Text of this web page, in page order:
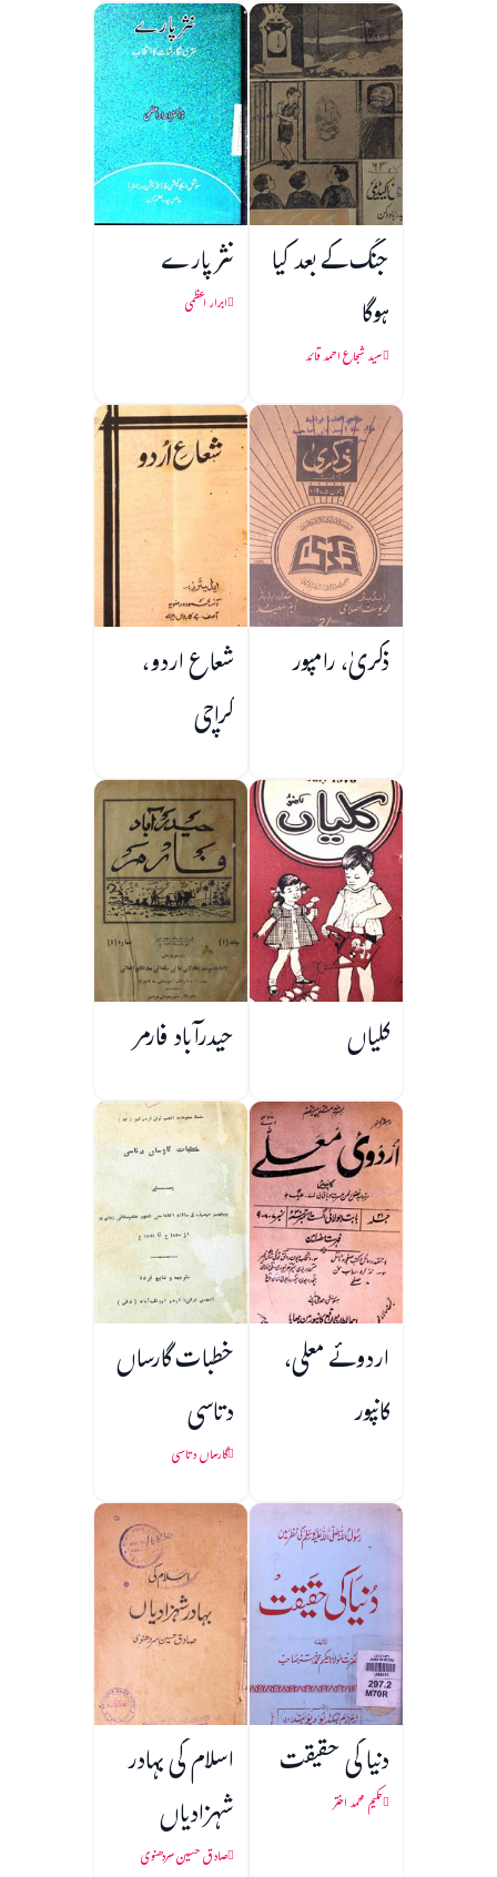
جنگ کے بعد کیا
ہوگا
سید شجاع احمد قائد
نثر پارے
ابرار اعظمی
ذکریٰ، رامپور شعاع اردو،
کراچی
کلیاں حیدرآباد فارمر
اردوئے معلی،
کانپور
خطبات گارساں
دتاسی
گارساں دتاسی
دنیا کی حقیقت
حکیم محمد اختر
اسلام کی بہادر
شہزادیاں
صادق حسین سردھنوی